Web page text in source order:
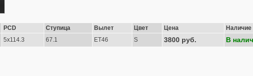
PCD Ступица Вылет Цвет Цена
Наличие
5x114.3 67.1 ET46 S 3800 руб. В